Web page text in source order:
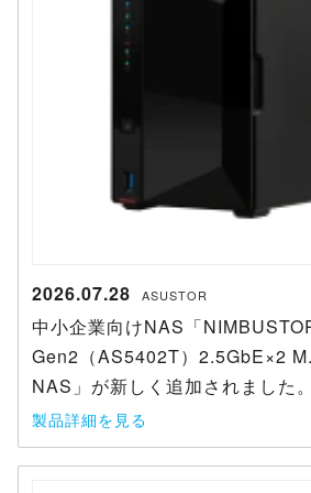
2026.07.28 ASUSTOR
中小企業向けNAS「
Gen2（AS5402T）2.5GbE×2
NAS」が新しく追加されました。
製品詳細を見る